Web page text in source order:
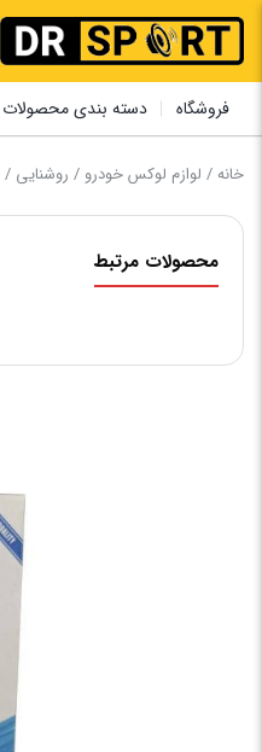
فروشگاه دسته بندی محصولات
خانه/ لوازم لوکس خودرو / روشنایی /
محصولات مرتبط